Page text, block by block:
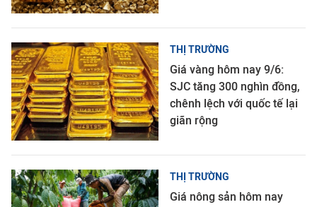
THỊ TRƯỜNG
Giá vàng hôm nay 9/6:
SJC tăng 300 nghìn đồng,
chênh lệch với quốc tế lại
giãn rộng
THỊ TRƯỜNG
Giá nông sản hôm nay